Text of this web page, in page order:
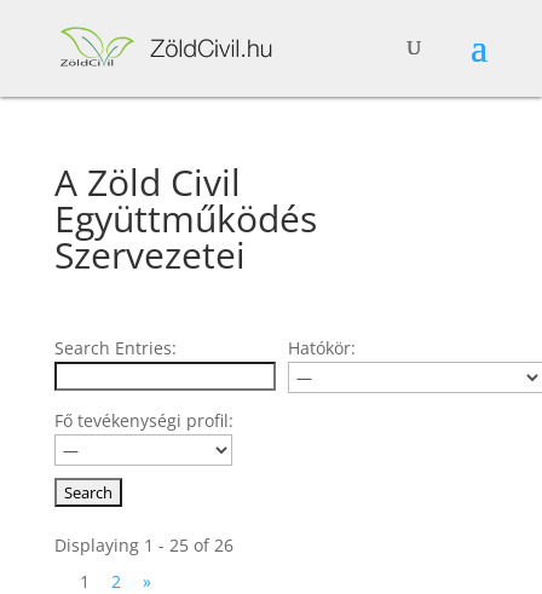
A Zöld Civil
Együttműködés
Szervezetei
Search Entries: Hatókör:
Fő tevékenységi profil:
Displaying 1 - 25 of 26
1
2 »